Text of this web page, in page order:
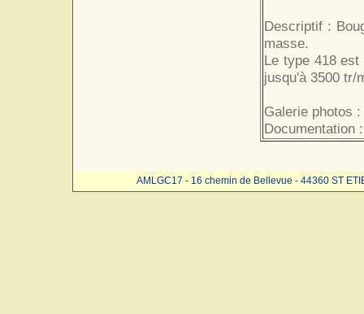
Descriptif :
masse.
Le type 418 est
jusqu'à 3500 tr/
Galerie photos :
Documentation :
AMLGC17 - 16 chemin de Bellevue - 44360 ST